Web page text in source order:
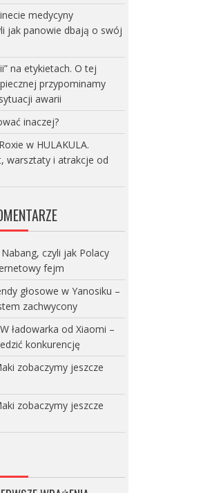
medycyny
jak panowie dbają o swój
na etykietach. O tej
przypominamy
awarii
inaczej?
w HULAKULA.
warsztaty i atrakcje od
czyli jak Polacy
fejm
głosowe w Yanosiku –
zachwycony
ładowarka od Xiaomi –
konkurencję
zobaczymy jeszcze
zobaczymy jeszcze